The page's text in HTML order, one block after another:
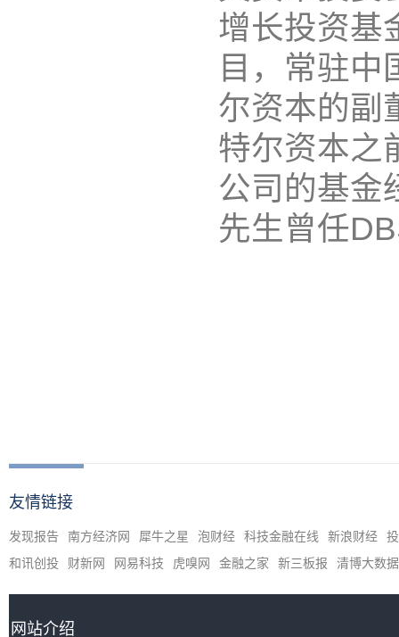
增长投资基
目，常驻
尔资本的副
特尔资本之
公司的基金
先生曾任
友情链接
发现报告 南方经济网 犀牛之星 泡财经 科技金融在线 新浪财经
和讯创投
财新网 网易科技 虎嗅网 金融之家 新三板报 清博大数据
网站介绍